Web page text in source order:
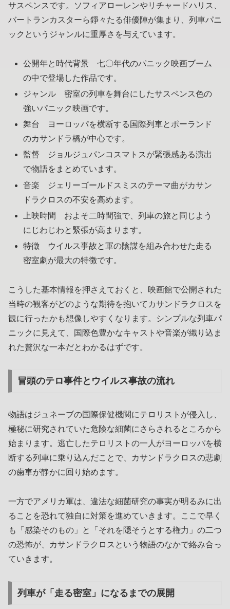
サスペンスです。ソフィアローレンやリチャードハリス、
バートランカスターら錚々たる俳優陣が集まり、列車パニ
ックというジャンルに重厚さを与えています。
公開年と時代背景 七〇年代のパニック映画ブーム
の中で登場した作品です。
ジャンル 密室の列車を舞台にしたサスペンス色の
強いパニック映画です。
舞台 ヨーロッパを横断する国際列車とポーランド
のカサンドラ橋が中心です。
監督 ジョルジュパンコスマトスが緊張感ある演出
で物語をまとめています。
音楽 ジェリーゴールドスミスのテーマ曲がカサン
ドラクロスの不安を高めます。
上映時間 およそ二時間強で、列車の旅と同じよう
にじわじわと緊張が高まります。
特徴 ウイルス事故と軍の陰謀を組み合わせた走る
密室劇が最大の特徴です。
こうした基本情報を押さえておくと、映画館で公開された
当時の観客がどのような期待を抱いてカサンドラクロスを
観に行ったかも想像しやすくなります。シンプルな列車パ
ニックに見えて、国際色豊かなキャストや音楽が織り込ま
れた贅沢な一本だとわかるはずです。
冒頭のテロ事件とウイルス事故の流れ
物語はジュネーブの国際保健機関にテロリストが侵入し、
極秘に研究されていた危険な細菌にさらされるところから
始まります。逃亡したテロリストの一人がヨーロッパを横
断する列車に乗り込んだことで、カサンドラクロスの悲劇
の歯車が静かに回り始めます。
一方でアメリカ軍は、違法な細菌研究の事実が明るみに出
ることを恐れて独自に対策を進めていきます。ここで早く
も「感染そのもの」と「それを隠そうとする権力」の二つ
の恐怖が、カサンドラクロスという物語のなかで絡み合っ
ていきます。
列車が「走る密室」になるまでの展開